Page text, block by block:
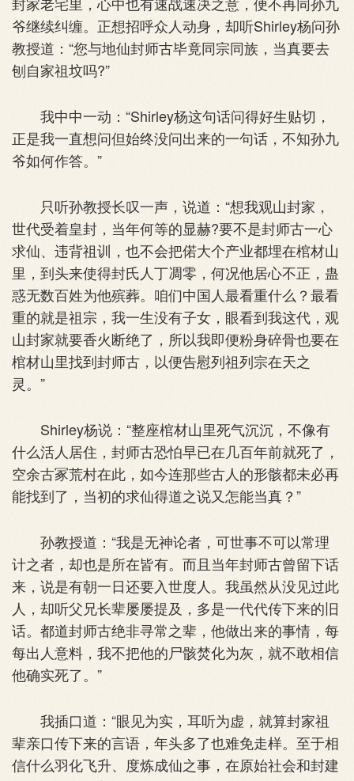
爷继续纠缠。正想招呼众人动身，却听Shirley杨问孙
教授道：“您与地仙封师古毕竟同宗同族，当真要去
刨自家祖坟吗?”
我中中一动：“Shirley杨这句话问得好生贴切，
正是我一直想问但始终没问出来的一句话，不知孙九
爷如何作答。”
只听孙教授长叹一声，说道：“想我观山封家，
世代受着皇封，当年何等的显赫?要不是封师古一心
求仙、违背祖训，也不会把偌大个产业都埋在棺材山
里，到头来使得封氏人丁凋零，何况他居心不正，蛊
惑无数百姓为他殡葬。咱们中国人最看重什么？最看
重的就是祖宗，我一生没有子女，眼看到我这代，观
山封家就要香火断绝了，所以我即便粉身碎骨也要在
棺材山里找到封师古，以便告慰列祖列宗在天之
灵。”
Shirley杨说：“整座棺材山里死气沉沉，不像有
什么活人居住，封师古恐怕早已在几百年前就死了，
空余古冢荒村在此，如今连那些古人的形骸都未必再
能找到了，当初的求仙得道之说又怎能当真？”
孙教授道：“我是无神论者，可世事不可以常理
计之者，却也是所在皆有。而且当年封师古曾留下话
来，说是有朝一日还要入世度人。我虽然从没见过此
人，却听父兄长辈屡屡提及，多是一代代传下来的旧
话。都道封师古绝非寻常之辈，他做出来的事情，每
每出人意料，我不把他的尸骸焚化为灰，就不敢相信
他确实死了。”
我插口道：“眼见为实，耳听为虚，就算封家祖
辈亲口传下来的言语，年头多了也难免走样。至于相
信什么羽化飞升、度炼成仙之事，在原始社会和封建